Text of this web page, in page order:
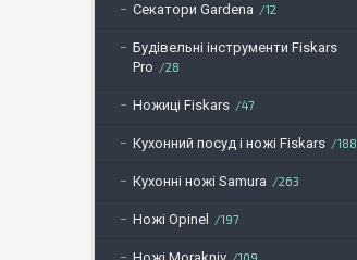
Секатори Gardena 12
Будівельні інструменти Fiskars
Pro
28
Ножиці Fiskars 47
Кухонний посуд і ножі Fiskars 188
Кухонні ножі Samura 263
Ножі Opinel 197